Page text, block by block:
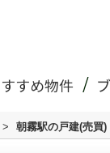
すめ物件
> 朝霧駅の戸建(売買)